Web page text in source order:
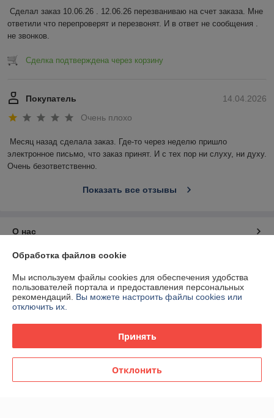
Сделал заказ 10.06.26 . 12.06.26 перезваниваю на счет заказа. Мне
ответили что перепроверят и перезвонят. И в ответ не сообщения .
не звонков.
Сделка подтверждена через корзину
14.04.2026
Покупатель
Очень плохо
Месяц назад сделала заказ. Где-то через неделю пришло
электронное письмо, что заказ принят. И с тех пор ни слуху, ни духу.
Очень безответственно.
Показать все отзывы
О нас
Контакты
Доставка и оплата
Полная версия сайта
Политика обработки cookies
Обработка файлов cookie
Мы используем файлы cookies для обеспечения удобства
пользователей портала и предоставления персональных
рекомендаций. Вы можете настроить файлы cookies или
отключить их.
Принять
Отклонить